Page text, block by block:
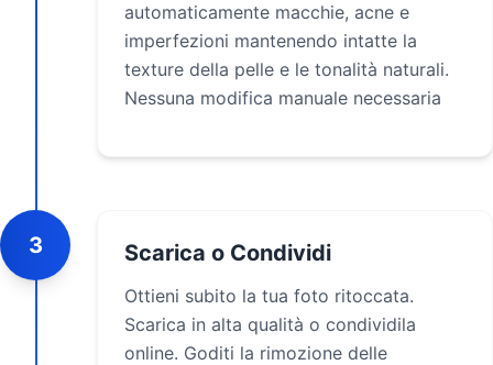
automaticamente macchie, acne e
imperfezioni mantenendo intatte la
texture della pelle e le tonalità naturali.
Nessuna modifica manuale necessaria
3 Scarica o Condividi
Ottieni subito la tua foto ritoccata.
Scarica in alta qualità o condividila
online. Goditi la rimozione delle